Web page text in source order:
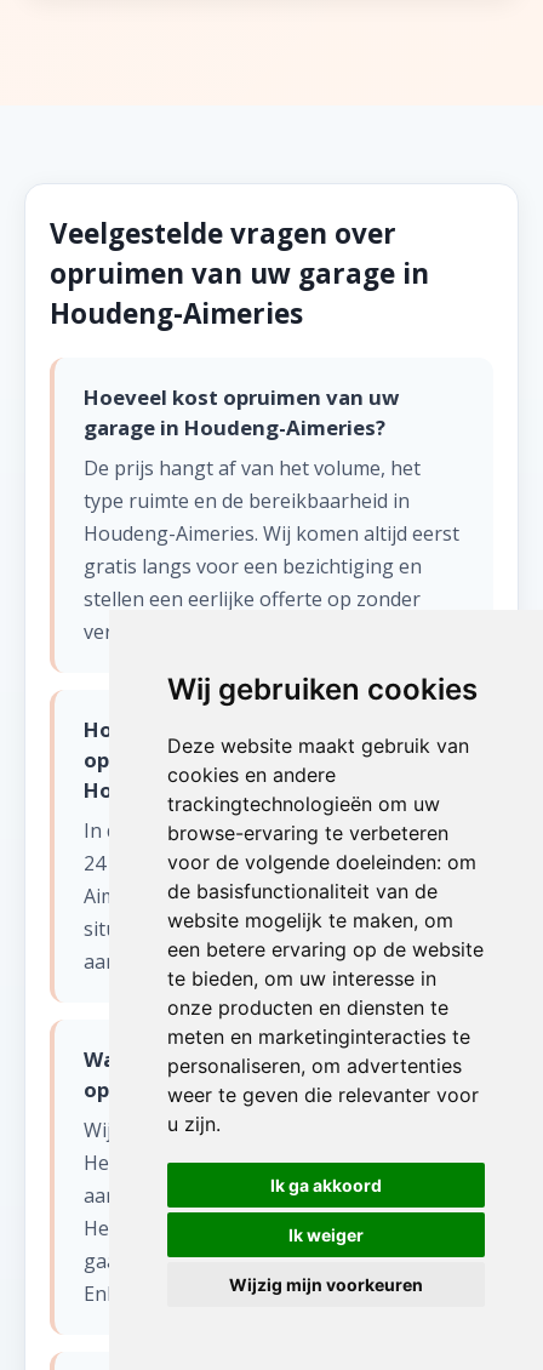
Wij gebruiken cookies
Deze website maakt gebruik van
cookies en andere
trackingtechnologieën om uw
browse-ervaring te verbeteren
voor de volgende doeleinden: om
de basisfunctionaliteit van de
website mogelijk te maken, om
een betere ervaring op de website
te bieden, om uw interesse in
onze producten en diensten te
meten en marketinginteracties te
personaliseren, om advertenties
weer te geven die relevanter voor
u zijn.
Ik ga akkoord
Ik weiger
Wijzig mijn voorkeuren
Veelgestelde vragen over
opruimen van uw garage in
Houdeng-Aimeries
Hoeveel kost opruimen van uw
garage in Houdeng-Aimeries?
De prijs hangt af van het volume, het
type ruimte en de bereikbaarheid in
Houdeng-Aimeries. Wij komen altijd eerst
gratis langs voor een bezichtiging en
stellen een eerlijke offerte op zonder
verborgen kosten.
Hoe snel kunnen jullie starten met
opruimen van uw garage in
Houdeng-Aimeries?
In de meeste gevallen kunnen wij binnen
24 tot 48 uur starten in Houdeng-
Aimeries (Henegouwen). Voor dringende
situaties bieden wij ook een spoedservice
aan, zelfs in het weekend.
Wat gebeurt er met de spullen na
opruimen van uw garage?
Wij sorteren alles zorgvuldig.
Herbruikbare items worden gedoneerd
aan kringloopwinkels en goede doelen in
Henegouwen. Recycleerbaar materiaal
gaat naar erkende verwerkingscentra.
Enkel restafval wordt afgevoerd.